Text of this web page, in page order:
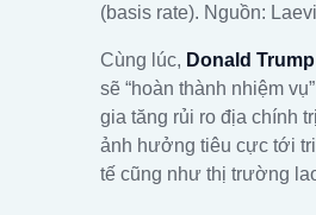
(basis rate). Nguồn:
Cùng lúc, Donald Trump
sẽ “hoàn thành nhiệm
gia tăng rủi ro địa chính
ảnh hưởng tiêu cực tới
tế cũng như thị trường